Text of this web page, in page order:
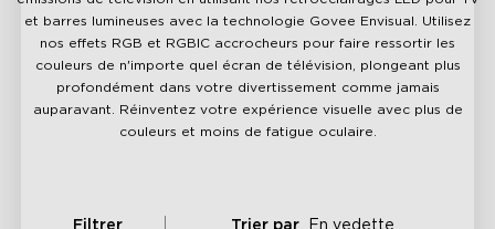
et barres lumineuses avec la technologie Govee Envisual. Utilisez
nos effets RGB et RGBIC accrocheurs pour faire ressortir les
couleurs de n'importe quel écran de télévision, plongeant plus
profondément dans votre divertissement comme jamais
auparavant. Réinventez votre expérience visuelle avec plus de
couleurs et moins de fatigue oculaire.
Filtrer Trier par En vedette